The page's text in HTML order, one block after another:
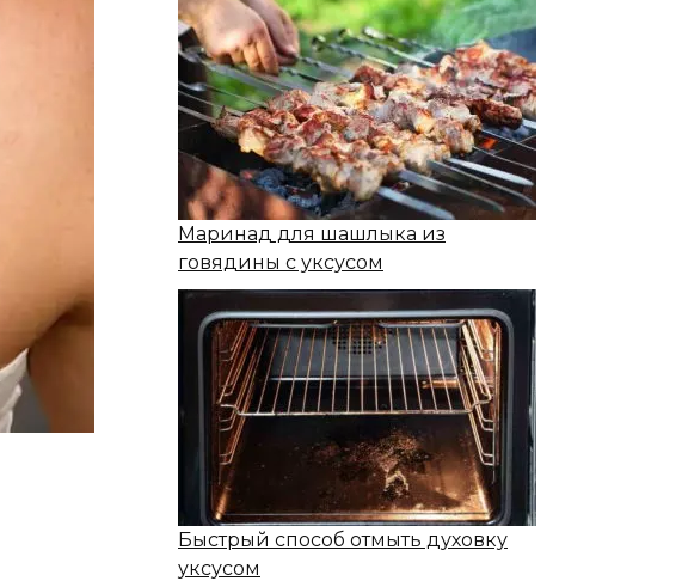
Маринад для шашлыка из
говядины с уксусом
Быстрый способ отмыть духовку
уксусом